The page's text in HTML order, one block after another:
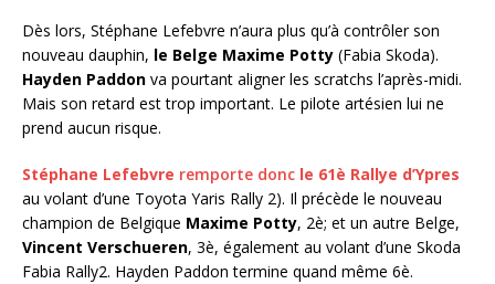
Dès lors, Stéphane Lefebvre n’aura plus qu’à contrôler son
nouveau dauphin, le Belge Maxime Potty (Fabia Skoda).
Hayden Paddon va pourtant aligner les scratchs l’après-midi.
Mais son retard est trop important. Le pilote artésien lui ne
prend aucun risque.
Stéphane Lefebvre remporte donc le 61è Rallye d’Ypres
au volant d’une Toyota Yaris Rally 2). Il précède le nouveau
champion de Belgique Maxime Potty, 2è; et un autre Belge,
Vincent Verschueren, 3è, également au volant d’une Skoda
Fabia Rally2. Hayden Paddon termine quand même 6è.